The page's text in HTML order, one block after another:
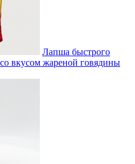
Лапша быстрого
вкусом жареной говядины